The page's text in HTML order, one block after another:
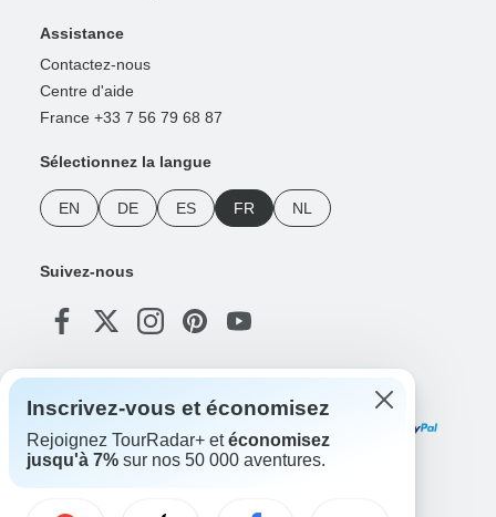
Assistance
Contactez-nous
Centre d'aide
France +33 7 56 79 68 87
Sélectionnez la langue
EN DE ES FR NL
Suivez-nous
Inscrivez-vous et économisez
Rejoignez TourRadar+ etéconomisez
jusqu'à 7% sur nos 50 000 aventures.